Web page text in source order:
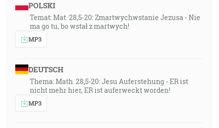
POLSKI
Temat: Mat. 28,5-20: Zmartwychwstanie Jezusa - Nie
ma go tu, bo wstał z martwych!
MP3
DEUTSCH
Thema: Math. 28,5-20: Jesu Auferstehung - ER ist
nicht mehr hier, ER ist auferweckt worden!
MP3